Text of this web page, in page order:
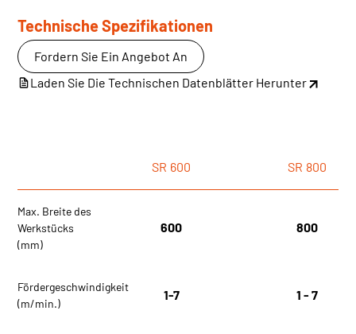
Technische Spezifikationen
Fordern Sie Ein Angebot An
Laden Sie Die Technischen Datenblätter Herunter
SR 600 SR 800
Max. Breite des
Werkstücks
(mm)
600 800
Fördergeschwindigkeit
(m/min.)
1-7 1 - 7